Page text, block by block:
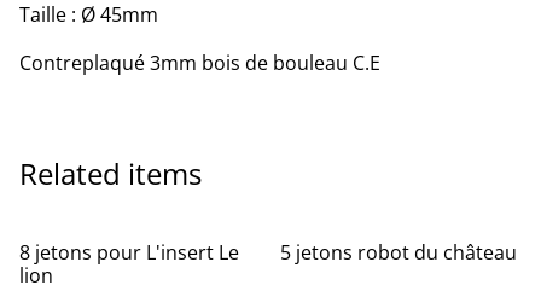
Taille : Ø 45mm
Contreplaqué 3mm bois de bouleau C.E
Related items
8 jetons pour L'insert Le
lion
5 jetons robot du château